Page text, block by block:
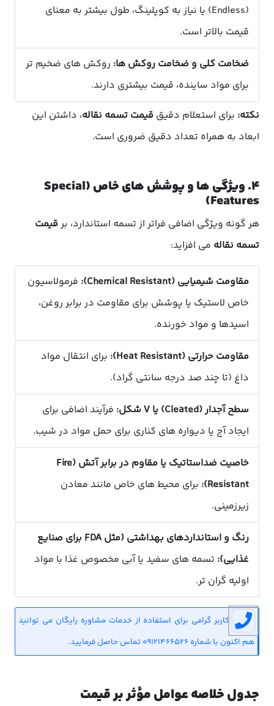
(Endless) یا نیاز به کوپلینگ، طول بیشتر به معنای
قیمت بالاتر است.
ضخامت کلی و ضخامت روکش ها: روکش های ضخیم تر
برای مواد ساینده، قیمت بیشتری دارند.
نکته: برای استعلام دقیق قیمت تسمه نقاله، داشتن این
ابعاد به همراه تعداد دقیق ضروری است.
۴. ویژگی ها و پوشش های خاص (Special
Features)
هر گونه ویژگی اضافی فراتر از تسمه استاندارد، برقیمت
تسمه نقاله می افزاید:
مقاومت شیمیایی (Chemical Resistant):
فرمولاسیون
خاص لاستیک یا پوشش برای مقاومت در برابر روغن،
اسیدها و مواد خورنده.
مقاومت حرارتی (Heat Resistant):
برای انتقال مواد
داغ (تا چند صد درجه سانتی گراد).
سطح آجدار (Cleated) یا V شکل:
فرآیند اضافی برای
ایجاد آج یا دیواره های کناری برای حمل مواد در شیب.
خاصیت ضداستاتیک یا مقاوم در برابر آتش (Fire
Resistant):
برای محیط های خاص مانند معادن
زیرزمینی.
رنگ و استانداردهای بهداشتی (مثل FDA برای صنایع
غذایی): تسمه های سفید یا آبی مخصوص غذا با مواد
اولیه گران تر.
کاربر گرامی برای استفاده از خدمات مشاوره رایگان می توانید
هم اکنون با شماره 09121466526 تماس حاصل فرمایید.
جدول خلاصه عوامل مؤثر بر قیمت